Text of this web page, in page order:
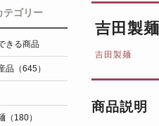
吉田製
吉田製麺
商品説明
テゴリー
きる商品
品（645）
（180）